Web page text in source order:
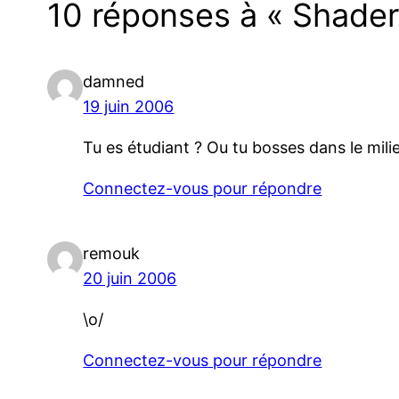
10 réponses à «
damned
19 juin 2006
Tu es étudiant ? Ou tu bosses dans le
Connectez-vous pour répondre
remouk
20 juin 2006
\o/
Connectez-vous pour répondre